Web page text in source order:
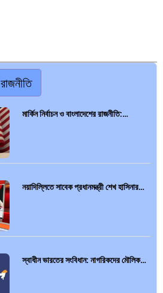
রাজনীতি
মার্কিন নির্বাচন ও বাংলাদেশের রাজনীতি:…
নয়াদিল্লিতে সাবেক প্রধানমন্ত্রী শেখ হাসিনার…
স্বাধীন ভারতের সংবিধান: নাগরিকদের মৌলিক…